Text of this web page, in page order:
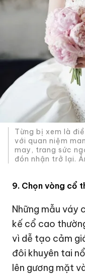
Từng bị xem là
với quan niệm
may, trang sức
đón nhận trở lại.
9. Chọn vòng cổ
Những mẫu váy
kế cổ cao
vì dễ tạo cảm
đôi khuyên tai
lên gương mặt